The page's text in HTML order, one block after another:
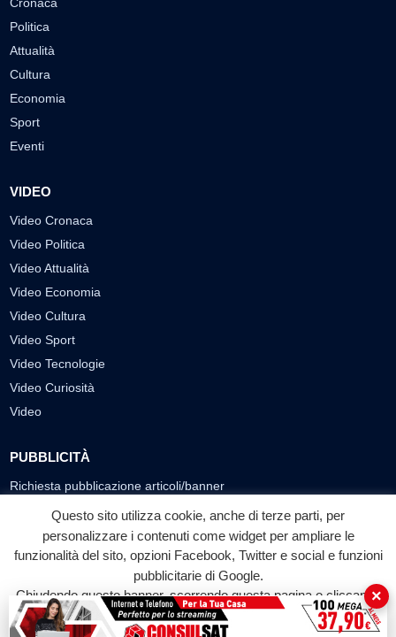
Cronaca
Politica
Attualità
Cultura
Economia
Sport
Eventi
VIDEO
Video Cronaca
Video Politica
Video Attualità
Video Economia
Video Cultura
Video Sport
Video Tecnologie
Video Curiosità
Video
PUBBLICITÀ
Richiesta pubblicazione articoli/banner
SEGUICI SUI SOCIAL
f
Facebook
◎ ▶
YouTube
Questo sito utilizza cookie, anche di terze parti, per
personalizzare i contenuti come widget per ampliare le
funzionalità del sito, opzioni Facebook, Twitter e social e funzioni
pubblicitarie di Google.
Chiudendo questo banner, scorrendo questa pagina o cliccando
su qualunque suo elemento acconsenti all'uso dei cookie.
×